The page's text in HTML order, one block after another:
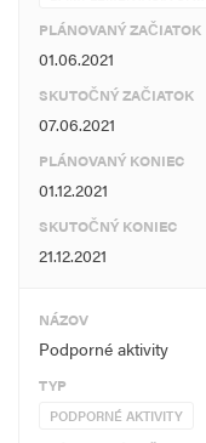
ročne.
Znížením spotreby
m3/rok dôjde aj k
Zníženie emisií sa
PLÁNOVANÝ ZAČIATOK
01.06.2021
SKUTOČNÝ ZAČIATOK
07.06.2021
PLÁNOVANÝ KONIEC
01.12.2021
SKUTOČNÝ KONIEC
21.12.2021
NÁZOV
Podporné aktivity
TYP
PODPORNÉ AKTIVITY